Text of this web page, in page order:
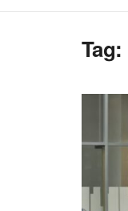
Tag: